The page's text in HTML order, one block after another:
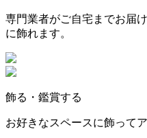
専門業者がご自宅までお届
に飾れます。
飾る・鑑賞する
お好きなスペースに飾って